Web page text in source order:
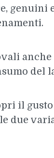
genuini
del
il
due